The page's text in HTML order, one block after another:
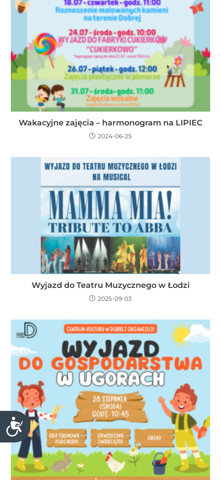
o
t
ę
Wakacyjne zajęcia – harmonogram na LIPIEC
2024-06-25
Wyjazd do Teatru Muzycznego w Łodzi
2025-09-03